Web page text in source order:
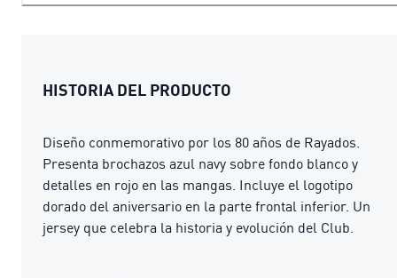
HISTORIA DEL PRODUCTO
Diseño conmemorativo por los 80 años de Rayados.
Presenta brochazos azul navy sobre fondo blanco y
detalles en rojo en las mangas. Incluye el logotipo
dorado del aniversario en la parte frontal inferior. Un
jersey que celebra la historia y evolución del Club.